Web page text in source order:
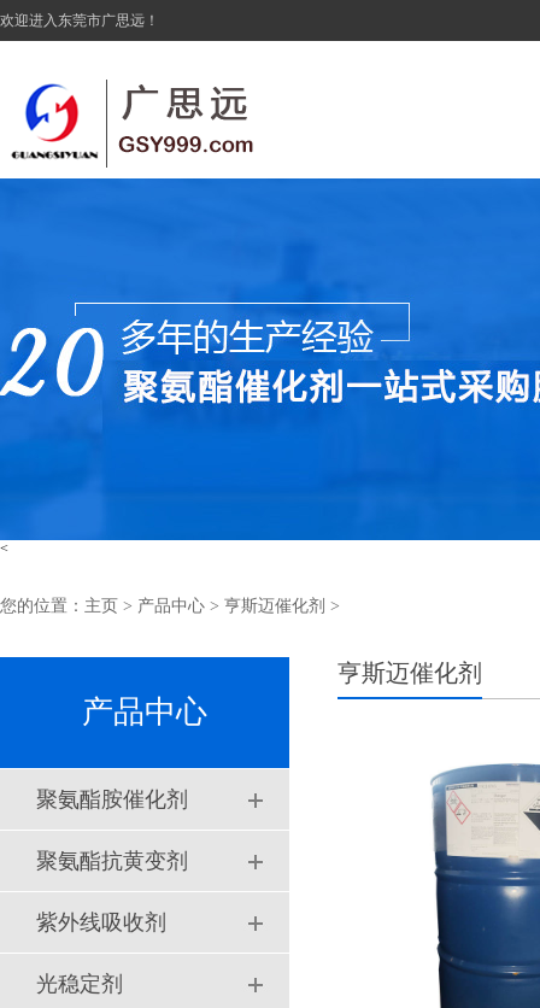
欢迎进入东莞市广思远！
<
您的位置： 主页 > 产品中心 > 亨斯迈催化剂 >
产品中心
聚氨酯胺催化剂
聚氨酯抗黄变剂
紫外线吸收剂
光稳定剂
亨斯迈催化剂